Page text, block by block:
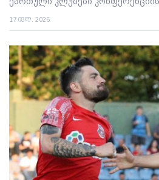
ქართული კლუბები
17 ივლ. 2026